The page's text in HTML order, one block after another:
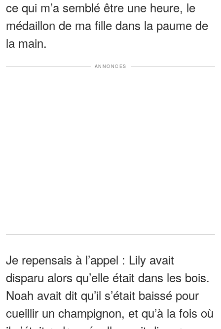
ce qui m’a semblé être une heure, le
médaillon de ma fille dans la paume de
la main.
ANNONCES
Je repensais à l’appel : Lily avait
disparu alors qu’elle était dans les bois.
Noah avait dit qu’il s’était baissé pour
cueillir un champignon, et qu’à la fois où